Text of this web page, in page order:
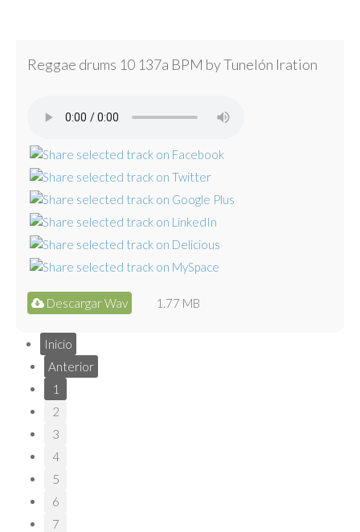
Reggae drums 10 137a BPM by Tunelón Iration
Descargar Wav 1.77 MB
Inicio
Anterior
1
2
3
4
5
6
7